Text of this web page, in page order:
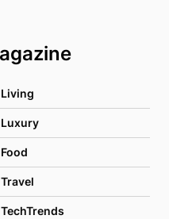
Living
Luxury
Food
Travel
TechTrends